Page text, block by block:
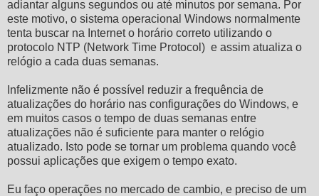
adiantar alguns segundos ou até minutos por semana. Por
este motivo, o sistema operacional Windows normalmente
tenta buscar na Internet o horário correto utilizando o
protocolo NTP (Network Time Protocol) e assim atualiza o
relógio a cada duas semanas.
Infelizmente não é possível reduzir a frequência de
atualizações do horário nas configurações do Windows, e
em muitos casos o tempo de duas semanas entre
atualizações não é suficiente para manter o relógio
atualizado. Isto pode se tornar um problema quando você
possui aplicações que exigem o tempo exato.
Eu faço operações no mercado de cambio, e preciso de um